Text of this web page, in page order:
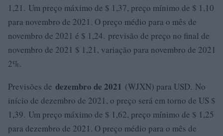
1,21. Um preço máximo de $ 1,37, preço mínimo de $ 1,10
para novembro de 2021. O preço médio para o mês de
novembro de 2021 é $ 1,24. previsão de preço no final de
novembro de 2021 $ 1,21, variação para novembro de 2021
2%.
Previsões de dezembro de 2021 (WJXN) para USD. No
início de dezembro de 2021, o preço será em torno de US $
1,39. Um preço máximo de $ 1,62, preço mínimo de $ 1,25
para dezembro de 2021. O preço médio para o mês de